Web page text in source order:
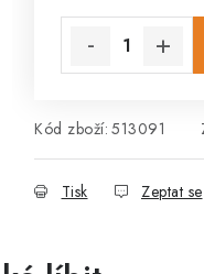
Kód zboží: 513091
Tisk Zeptat se